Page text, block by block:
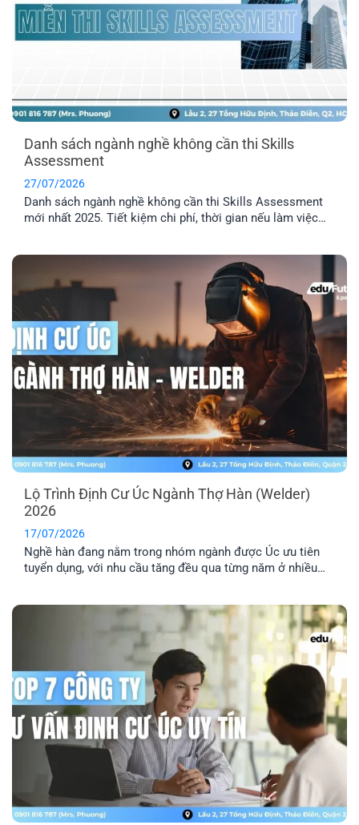
Danh sách ngành nghề không cần thi Skills
Assessment
27/07/2026
Danh sách ngành nghề không cần thi Skills Assessment
mới nhất 2025. Tiết kiệm chi phí, thời gian nếu làm việc
Lộ Trình Định Cư Úc Ngành Thợ Hàn (Welder)
2026
17/07/2026
Nghề hàn đang nằm trong nhóm ngành được Úc ưu tiên
tuyển dụng, với nhu cầu tăng đều qua từng năm ở nhiều
visa phù hợp, điều kiện cần và [...]